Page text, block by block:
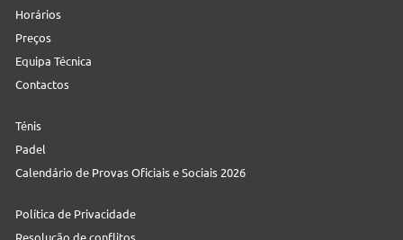
Horários
Preços
Equipa Técnica
Contactos
Ténis
Padel
Calendário de Provas Oficiais e Sociais 2026
Política de Privacidade